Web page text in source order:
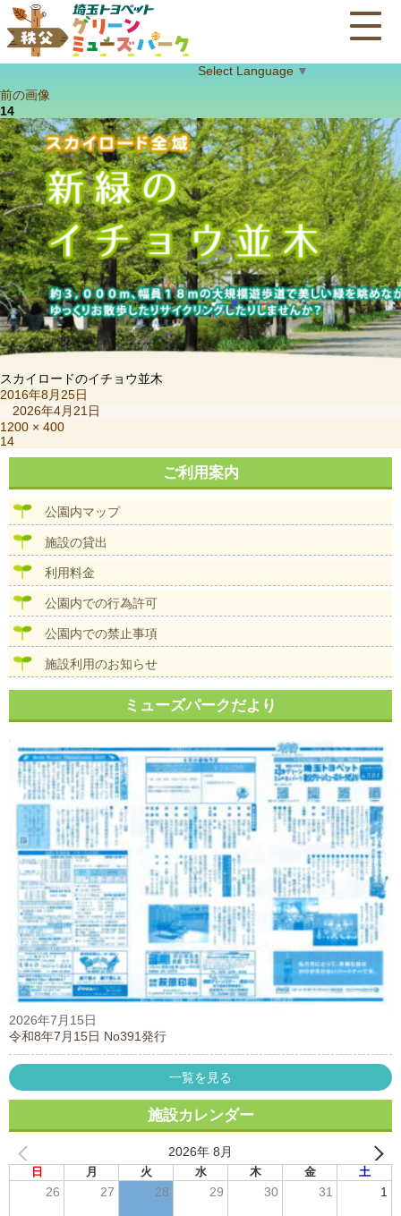
Select Language ▼
前の画像
14
スカイロードのイチョウ並木
投
日:
2016年8月25日
2026年4月21日
フ
ル
サ
ズ
1200 × 400
投
稿
ビ
ョ
14
ご利用案内
公園内マップ
施設の貸出
利用料金
公園内での行為許可
公園内での禁止事項
施設利用のお知らせ
ミューズパークだより
2026年7月15日
令和8年7月15日 No391発行
一覧を見る
施設カレンダー
2026年 8月
日 月 火 水 木 金 土
26 27 28 29 30 31 1